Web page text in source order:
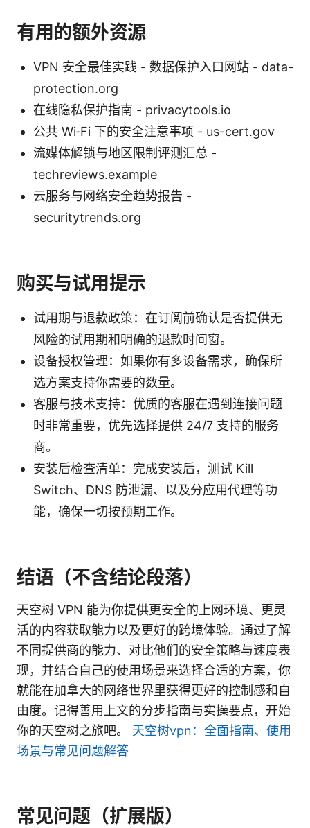
有用的额外资源
VPN 安全最佳实践 - 数据保护入口网站 - data-
protection.org
在线隐私保护指南 - privacytools.io
公共 Wi‑Fi 下的安全注意事项 - us-cert.gov
流媒体解锁与地区限制评测汇总 -
techreviews.example
云服务与网络安全趋势报告 -
securitytrends.org
购买与试用提示
试用期与退款政策：在订阅前确认是否提供无
风险的试用期和明确的退款时间窗。
设备授权管理：如果你有多设备需求，确保所
选方案支持你需要的数量。
客服与技术支持：优质的客服在遇到连接问题
时非常重要，优先选择提供 24/7 支持的服务
商。
安装后检查清单：完成安装后，测试 Kill
Switch、DNS 防泄漏、以及分应用代理等功
能，确保一切按预期工作。
结语（不含结论段落）
天空树 VPN 能为你提供更安全的上网环境、更灵
活的内容获取能力以及更好的跨境体验。通过了解
不同提供商的能力、对比他们的安全策略与速度表
现，并结合自己的使用场景来选择合适的方案，你
就能在加拿大的网络世界里获得更好的控制感和自
由度。记得善用上文的分步指南与实操要点，开始
你的天空树之旅吧。 天空树vpn：全面指南、使用
场景与常见问题解答
常见问题（扩展版）